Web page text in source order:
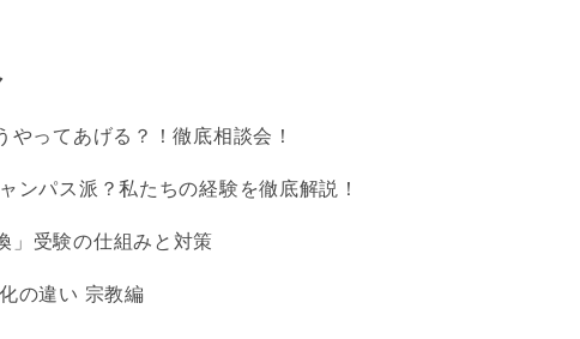
ってあげる？！徹底相談会！
ンパス派？私たちの経験を徹底解説！
」受験の仕組みと対策
の違い 宗教編